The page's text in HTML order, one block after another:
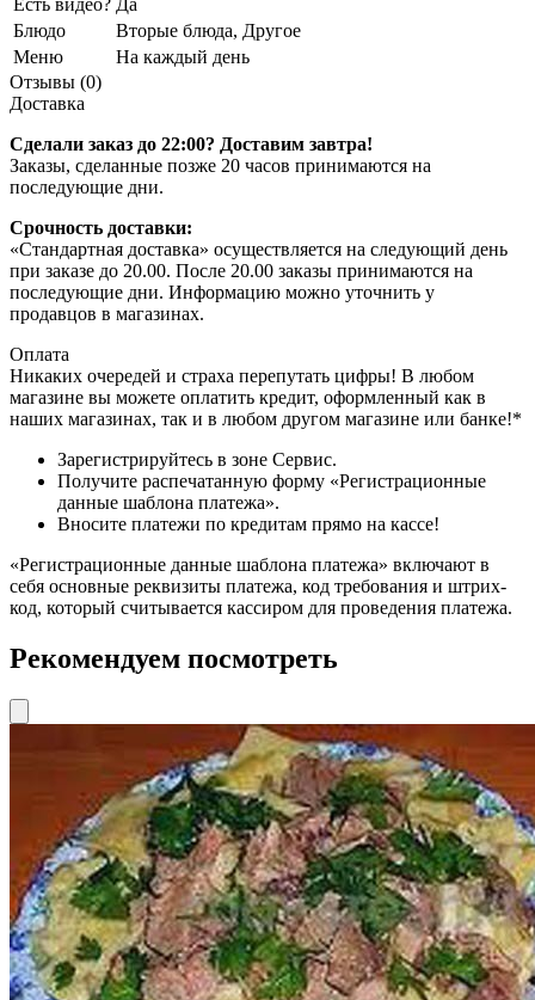
Блюдо
Вторые блюда, Другое
Меню
На каждый день
Отзывы (0)
Доставка
Сделали заказ до 22:00? Доставим завтра!
Заказы, сделанные позже 20 часов принимаются на
последующие дни.
Срочность доставки:
«Стандартная доставка» осуществляется на следующий день
при заказе до 20.00. После 20.00 заказы принимаются на
последующие дни. Информацию можно уточнить у
продавцов в магазинах.
Оплата
Никаких очередей и страха перепутать цифры! В любом
магазине вы можете оплатить кредит, оформленный как в
наших магазинах, так и в любом другом магазине или банке!*
Зарегистрируйтесь в зоне Сервис.
Получите распечатанную форму «Регистрационные
данные шаблона платежа».
Вносите платежи по кредитам прямо на кассе!
«Регистрационные данные шаблона платежа» включают в
себя основные реквизиты платежа, код требования и штрих-
код, который считывается кассиром для проведения платежа.
Рекомендуем посмотреть